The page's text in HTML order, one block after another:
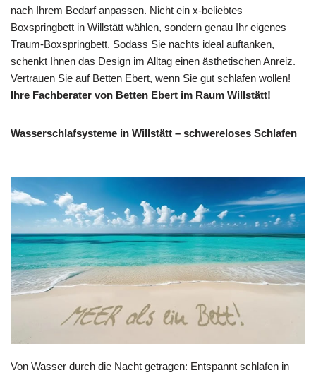
nach Ihrem Bedarf anpassen. Nicht ein x-beliebtes
Boxspringbett in Willstätt wählen, sondern genau Ihr eigenes
Traum-Boxspringbett. Sodass Sie nachts ideal auftanken,
schenkt Ihnen das Design im Alltag einen ästhetischen Anreiz.
Vertrauen Sie auf Betten Ebert, wenn Sie gut schlafen wollen!
Ihre Fachberater von Betten Ebert im Raum Willstätt!
Wasserschlafsysteme in Willstätt – schwereloses Schlafen
Von Wasser durch die Nacht getragen: Entspannt schlafen in